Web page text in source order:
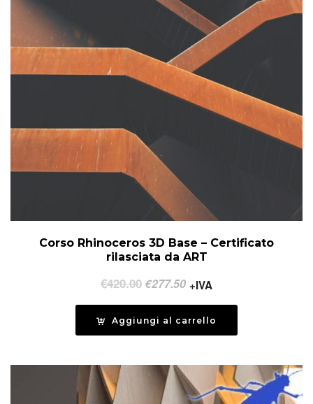
Corso Rhinoceros 3D Base – Certificato
rilasciata da ART
€420.00 Il
prezzo
originale
era:
€277.50Il
prezzo
attuale
è:
+IVA
Aggiungi al carrello